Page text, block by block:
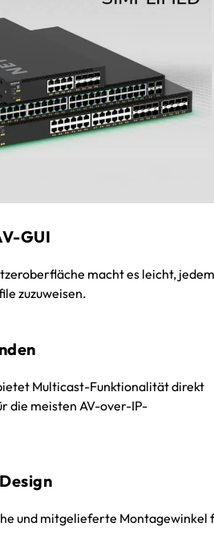
GUI
macht es leicht, jedem
zuzuweisen.
Multicast-Funktionalität direkt
die meisten AV-over-IP-
und mitgelieferte Montagewinkel